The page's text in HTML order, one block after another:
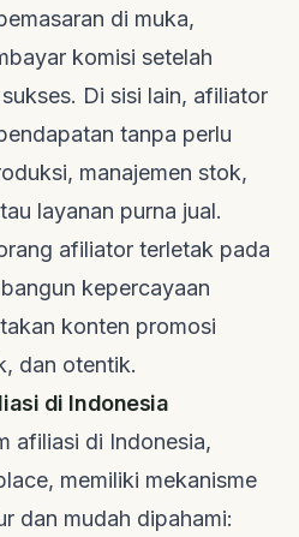
di muka,
komisi setelah
Di sisi lain, afiliator
tanpa perlu
manajemen stok,
layanan purna jual.
afiliator terletak pada
kepercayaan
konten promosi
dan otentik.
di Indonesia
afiliasi di Indonesia,
, memiliki mekanisme
dan mudah dipahami: